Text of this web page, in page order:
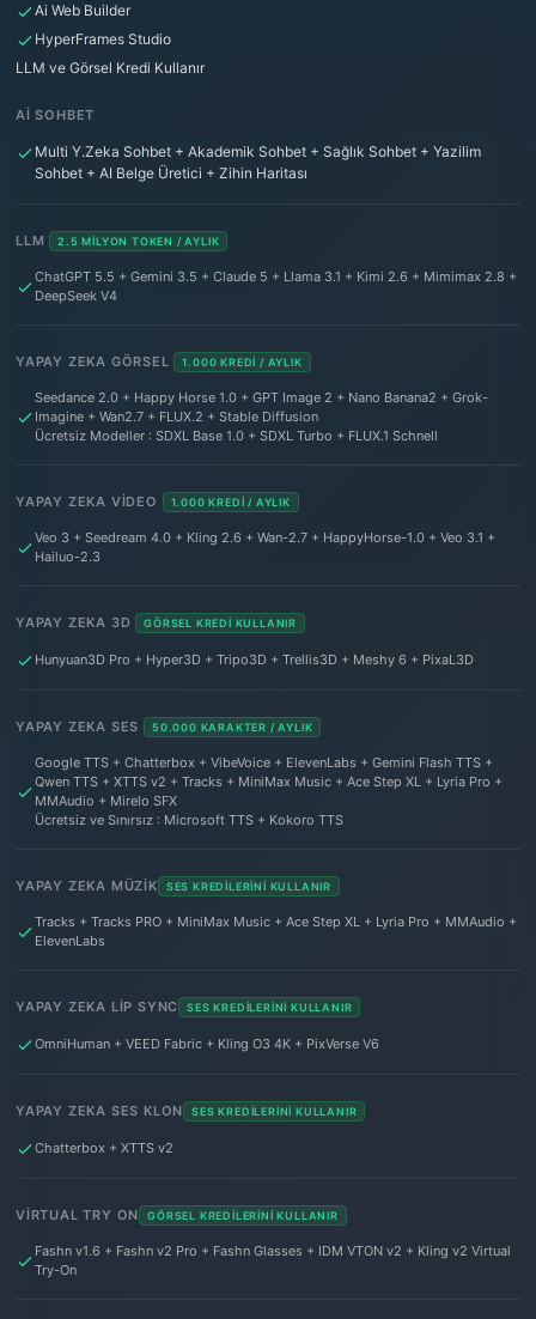
Ai Web Builder
HyperFrames Studio
LLM ve Görsel Kredi Kullanır
AI SOHBET
Multi Y.Zeka Sohbet + Akademik Sohbet + Sağlık Sohbet + Yazilim
Sohbet + AI Belge Üretici + Zihin Haritası
LLM 2.5 MILYON TOKEN / AYLIK
ChatGPT 5.5 + Gemini 3.5 + Claude 5 + Llama 3.1 + Kimi 2.6 + Mimimax 2.8 +
DeepSeek V4
YAPAY ZEKA GÖRSEL 1.000 KREDI / AYLIK
Seedance 2.0 + Happy Horse 1.0 + GPT Image 2 + Nano Banana2 + Grok-
Imagine + Wan2.7 + FLUX.2 + Stable Diffusion
Ücretsiz Modeller : SDXL Base 1.0 + SDXL Turbo + FLUX.1 Schnell
YAPAY ZEKA VIDEO 1.000 KREDI / AYLIK
Veo 3 + Seedream 4.0 + Kling 2.6 + Wan-2.7 + HappyHorse-1.0 + Veo 3.1 +
Hailuo-2.3
YAPAY ZEKA 3D GÖRSEL KREDI KULLANIR
Hunyuan3D Pro + Hyper3D + Tripo3D + Trellis3D + Meshy 6 + PixaL3D
YAPAY ZEKA SES 50.000 KARAKTER / AYLIK
Google TTS + Chatterbox + VibeVoice + ElevenLabs + Gemini Flash TTS +
Qwen TTS + XTTS v2 + Tracks + MiniMax Music + Ace Step XL + Lyria Pro +
MMAudio + Mirelo SFX
Ücretsiz ve Sınırsız : Microsoft TTS + Kokoro TTS
YAPAY ZEKA MÜZIK SES KREDILERINI KULLANIR
Tracks + Tracks PRO + MiniMax Music + Ace Step XL + Lyria Pro + MMAudio +
ElevenLabs
YAPAY ZEKA LIP SYNC SES KREDILERINI KULLANIR
OmniHuman + VEED Fabric + Kling O3 4K + PixVerse V6
YAPAY ZEKA SES KLON SES KREDILERINI KULLANIR
Chatterbox + XTTS v2
VIRTUAL TRY ON GÖRSEL KREDILERINI KULLANIR
Fashn v1.6 + Fashn v2 Pro + Fashn Glasses + IDM VTON v2 + Kling v2 Virtual
Try-On